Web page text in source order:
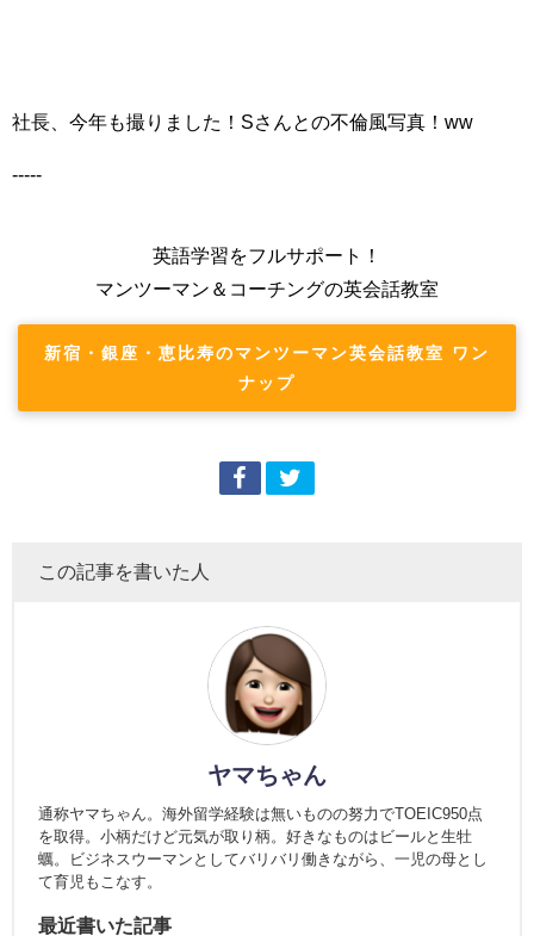
社長、今年も撮りました！Sさんとの不倫風写真！ww
-----
英語学習をフルサポート！
マンツーマン＆コーチングの英会話教室
新宿・銀座・恵比寿のマンツーマン英会話教室 ワン
ナップ
この記事を書いた人
ヤマちゃん
通称ヤマちゃん。海外留学経験は無いものの努力でTOEIC950点
を取得。小柄だけど元気が取り柄。好きなものはビールと生牡
蠣。ビジネスウーマンとしてバリバリ働きながら、一児の母とし
て育児もこなす。
最近書いた記事